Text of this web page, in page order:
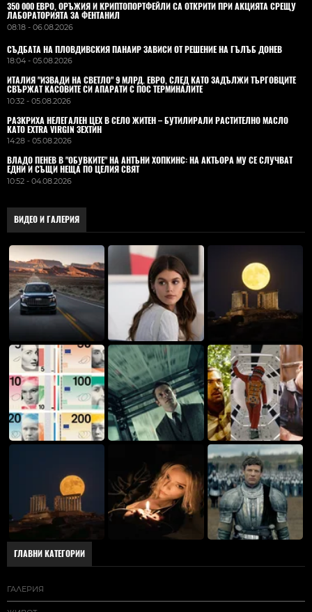
350 000 ЕВРО, ОРЪЖИЯ И КРИПТОПОРТФЕЙЛИ СА ОТКРИТИ ПРИ АКЦИЯТА СРЕЩУ
ЛАБОРАТОРИЯТА ЗА ФЕНТАНИЛ
08:18 - 06.08.2026
СЪДБАТА НА ПЛОВДИВСКИЯ ПАНАИР ЗАВИСИ ОТ РЕШЕНИЕ НА ГЪЛЪБ ДОНЕВ
18:04 - 05.08.2026
ИТАЛИЯ "ИЗВАДИ НА СВЕТЛО" 9 МЛРД. ЕВРО, СЛЕД КАТО ЗАДЪЛЖИ ТЪРГОВЦИТЕ
СВЪРЖАТ КАСОВИТЕ СИ АПАРАТИ С ПОС ТЕРМИНАЛИТЕ
10:32 - 05.08.2026
РАЗКРИХА НЕЛЕГАЛЕН ЦЕХ В СЕЛО ЖИТЕН – БУТИЛИРАЛИ РАСТИТЕЛНО МАСЛО
КАТО EXTRA VIRGIN ЗЕХТИН
14:28 - 05.08.2026
ВЛАДO ПЕНЕВ В "ОБУВКИТЕ" НА АНТЪНИ ХОПКИНС: НА АКТЬОРА МУ СЕ СЛУЧВАТ
ЕДНИ И СЪЩИ НЕЩА ПО ЦЕЛИЯ СВЯТ
10:52 - 04.08.2026
ВИДЕО И ГАЛЕРИЯ
ГЛАВНИ КАТЕГОРИИ
ГАЛЕРИЯ